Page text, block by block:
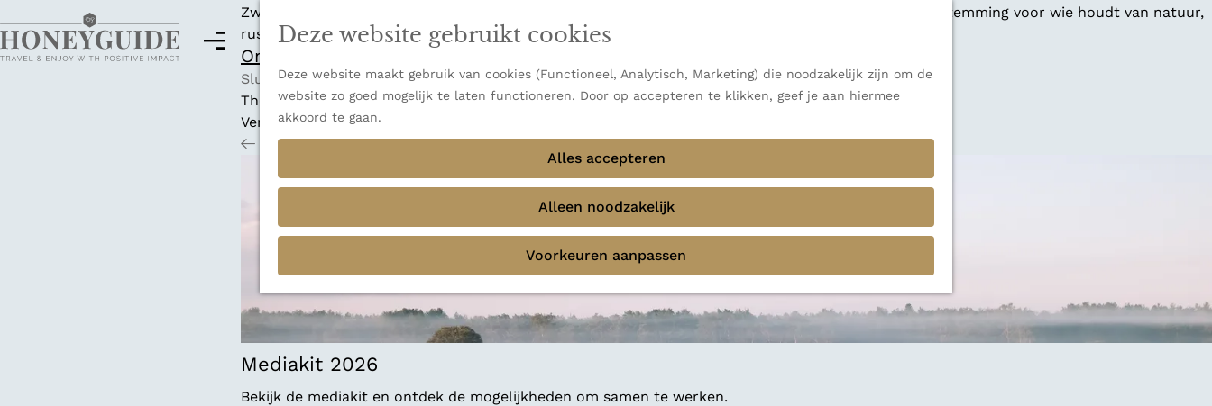
Deze website gebruikt cookies
Deze website maakt gebruik van cookies (Functioneel, Analytisch, Marketing) die noodzakelijk zijn om de
website zo goed mogelijk te laten functioneren. Door op accepteren te klikken, geef je aan hiermee
akkoord te gaan.
Alles accepteren
Alleen noodzakelijk
Voorkeuren aanpassen
M
Zwitserland is misschien vooral bekend om zijn indrukwekkende Alpen, maar ook een veelzijdige bestemming voor wie houdt van natuur,
rust en adembenemende uitzichten.
Ontdek alle bestemmingen
Sluiten
Thema's
Verborgen parels
Terug Ons verhaal
Mediakit 2026
Bekijk de mediakit en ontdek de mogelijkheden om samen te werken.